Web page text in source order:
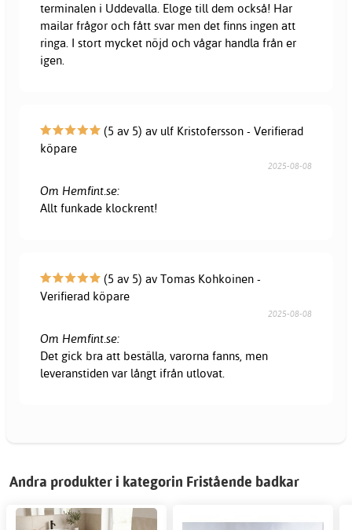
terminalen i Uddevalla. Eloge till dem också! Har
mailar frågor och fått svar men det finns ingen att
ringa. I stort mycket nöjd och vågar handla från er
igen.
(5 av 5) av ulf Kristofersson - Verifierad
köpare
2025-08-08
Om Hemfint.se:
Allt funkade klockrent!
(5 av 5) av Tomas Kohkoinen -
Verifierad köpare
2025-08-08
Om Hemfint.se:
Det gick bra att beställa, varorna fanns, men
leveranstiden var långt ifrån utlovat.
Andra produkter i kategorin Fristående badkar